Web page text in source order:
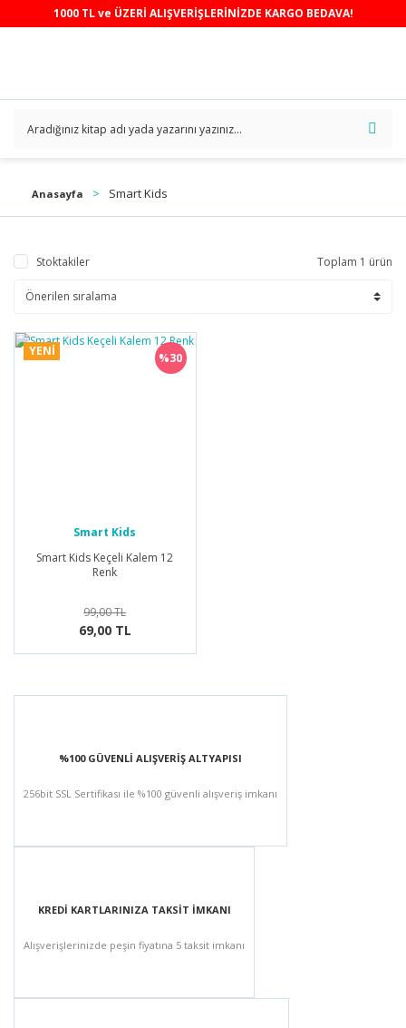
1000 TL ve ÜZERİ ALIŞVERİŞLERİNİZDE KARGO BEDAVA!
Anasayfa Smart Kids
Stoktakiler Toplam 1 ürün
YENİ %30
Smart Kids
Smart Kids Keçeli Kalem 12
Renk
99,00 TL
69,00 TL
%100 GÜVENLİ ALIŞVERİŞ ALTYAPISI
256bit SSL Sertifikası ile %100 güvenli alışveriş imkanı
KREDİ KARTLARINIZA TAKSİT İMKANI
Alışverişlerinizde peşin fiyatına 5 taksit imkanı